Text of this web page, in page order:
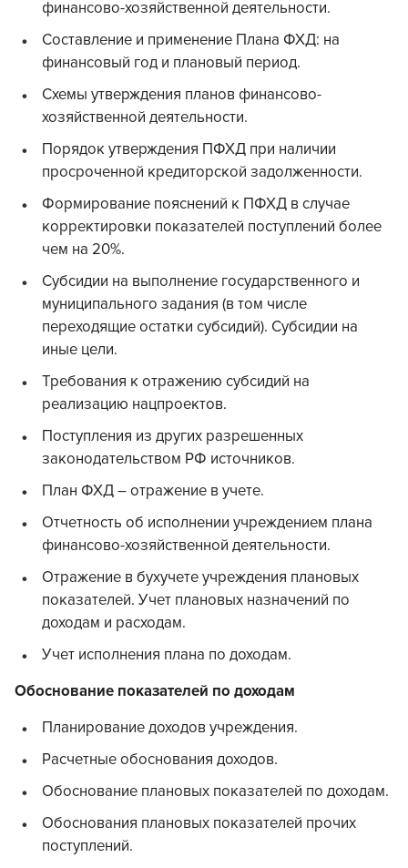
финансово-хозяйственной деятельности.
Составление и применение Плана ФХД: на
финансовый год и плановый период.
Схемы утверждения планов финансово-
хозяйственной деятельности.
Порядок утверждения ПФХД при наличии
просроченной кредиторской задолженности.
Формирование пояснений к ПФХД в случае
корректировки показателей поступлений более
чем на 20%.
Субсидии на выполнение государственного и
муниципального задания (в том числе
переходящие остатки субсидий). Субсидии на
иные цели.
Требования к отражению субсидий на
реализацию нацпроектов.
Поступления из других разрешенных
законодательством РФ источников.
План ФХД – отражение в учете.
Отчетность об исполнении учреждением плана
финансово-хозяйственной деятельности.
Отражение в бухучете учреждения плановых
показателей. Учет плановых назначений по
доходам и расходам.
Учет исполнения плана по доходам.
Обоснование показателей по доходам
Планирование доходов учреждения.
Расчетные обоснования доходов.
Обоснование плановых показателей по доходам.
Обоснования плановых показателей прочих
поступлений.